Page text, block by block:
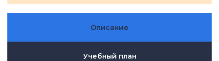
Описание
Учебный план